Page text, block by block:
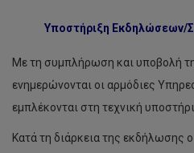
Υποστήριξη Εκδηλώσεων/
Με τη συμπλήρωση και υποβολή
ενημερώνονται οι αρμόδιες
εμπλέκονται στη τεχνική
Κατά τη διάρκεια της εκδήλωσης